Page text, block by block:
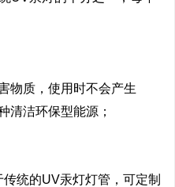
物质，使用时不会产生
清洁环保型能源；
统的UV汞灯灯管，可定制